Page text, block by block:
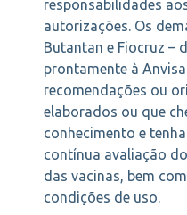
responsabilidades
autorizações. Os
Butantan e Fiocruz –
prontamente à
recomendações ou
elaborados ou que
conhecimento e
contínua avaliação
das vacinas, bem
condições de uso.